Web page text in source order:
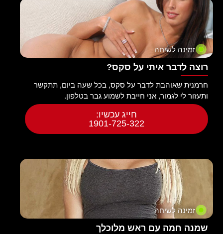
זמינה לשיחה
רוצה לדבר איתי על סקס?
חרמנית שאוהבת לדבר על סקס, בכל שעה ביום, תתקשר
ותעזור לי לגמור, אני חייבת לשמוע גבר בטלפון.
חייג עכשיו:
1901-725-322
זמינה לשיחה
שמנה חמה עם ראש מלוכלך